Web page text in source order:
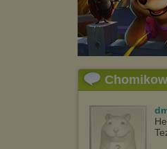
Wyrażenie sprzeciwu
będzie dopasowana do
wyświetlona przypadkowo.
Istnieje możliwość
sposób
urządzeniu końcowym.
dokonując odpowiednich
internetowej.
Pełną informację na
http://chomikuj.pl/